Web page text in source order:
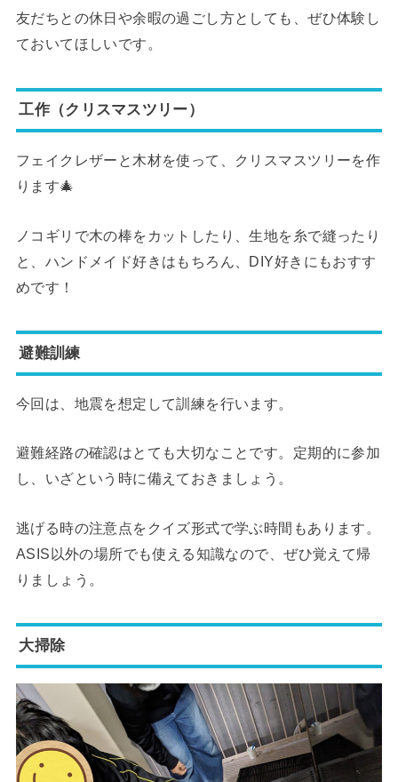
友だちとの休日や余暇の過ごし方としても、ぜひ体験し
ておいてほしいです。
工作（クリスマスツリー）
フェイクレザーと木材を使って、クリスマスツリーを作
ります🎄
ノコギリで木の棒をカットしたり、生地を糸で縫ったり
と、ハンドメイド好きはもちろん、DIY好きにもおすす
めです！
避難訓練
今回は、地震を想定して訓練を行います。
避難経路の確認はとても大切なことです。定期的に参加
し、いざという時に備えておきましょう。
逃げる時の注意点をクイズ形式で学ぶ時間もあります。
ASIS以外の場所でも使える知識なので、ぜひ覚えて帰
りましょう。
大掃除